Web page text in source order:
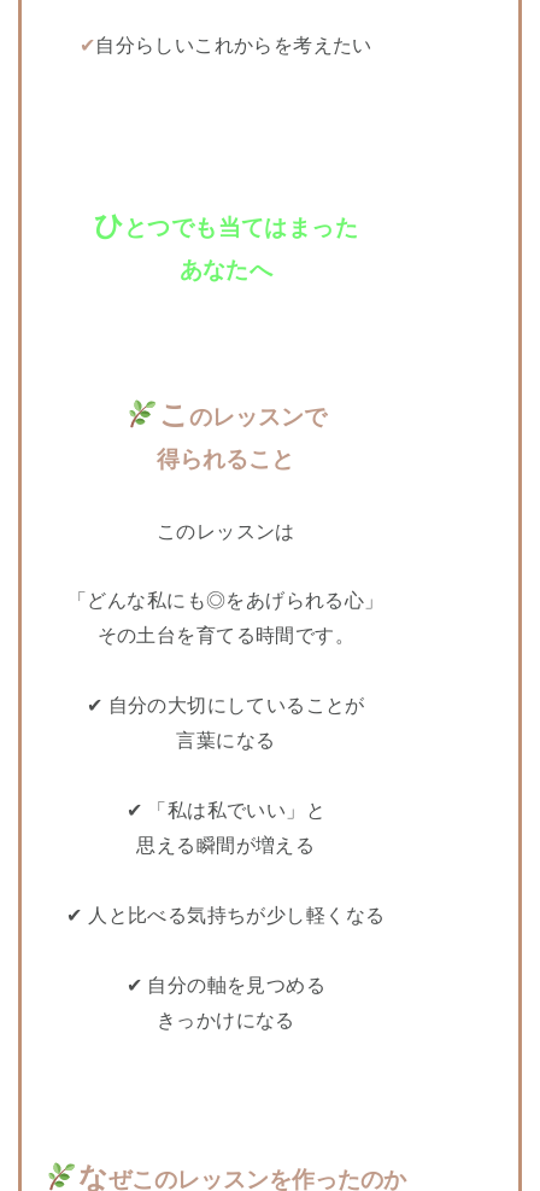
✔︎自分らしいこれからを考えたい
ひとつでも当てはまった
あなたへ
このレッスンで
得られること
このレッスンは
「どんな私にも◎をあげられる心」
その土台を育てる時間です。
✔ 自分の大切にしていることが
言葉になる
✔ 「私は私でいい」と
思える瞬間が増える
✔ 人と比べる気持ちが少し軽くなる
✔ 自分の軸を見つめる
きっかけになる
なぜこのレッスンを作ったのか